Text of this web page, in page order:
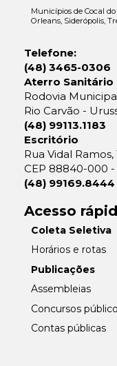
Municípios de Cocal
Orleans, Siderópolis,
Telefone:
(48) 3465-0306
Aterro Sanitário
Rodovia
Rio Carvão -
(48) 99113.1183
Escritório
Rua Vidal Ramos,
CEP 88840-000 -
(48) 99169.8444
Acesso
Coleta Seletiva
Horários e rotas
Publicações
Assembleias
Concursos
Contas públicas